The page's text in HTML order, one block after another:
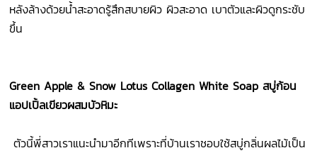
หลังล้างด้วยน้ำสะอาดรู้สึกสบายผิว ผิวสะอาด เบาตัวและผิวดูกระชับ
ขึ้น
Green Apple & Snow Lotus Collagen White Soap สบู่ก้อน
แอปเปิ้ลเขียวผสมบัวหิมะ
ตัวนี้พี่สาวเราแนะนำมาอีกทีเพราะที่บ้านเราชอบใช้สบู่กลิ่นผลไม้เป็น